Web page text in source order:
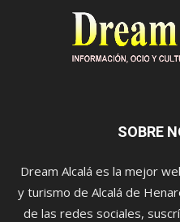
SOBRE
Dream Alcalá es la mejor
y turismo de Alcalá de
de las redes sociales,